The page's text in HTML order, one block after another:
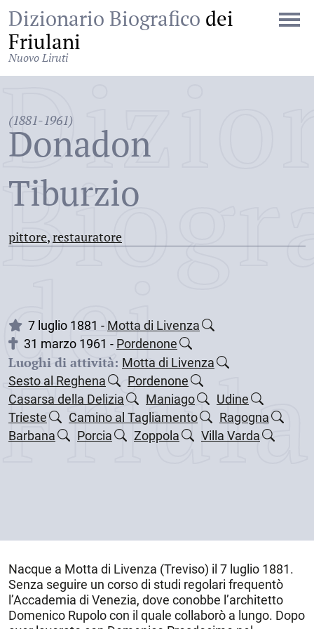
Dizionario Biografico dei
Friulani
Nuovo Liruti
(1881-1961)
Donadon
Tiburzio
pittore,restauratore
dei
7 luglio 1881 - Motta di Livenza
31 marzo 1961 - Pordenone
Luoghi di attività: Motta di Livenza
Sesto al Reghena
Pordenone
Casarsa della Delizia
Maniago
Udine
Trieste
Camino al Tagliamento
Ragogna
Barbana
Porcia Zoppola Villa Varda
Nacque a Motta di Livenza (Treviso) il 7 luglio 1881.
Senza seguire un corso di studi regolari frequentò
l’Accademia di Venezia, dove conobbe l’architetto
Domenico Rupolo con il quale collaborò a lungo. Dopo